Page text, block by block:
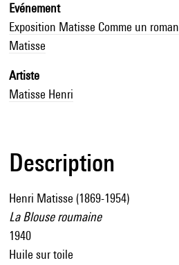
Evénement
Exposition Matisse Comme un roman
Matisse
Artiste
Matisse Henri
Description
Henri Matisse (1869-1954)
La Blouse roumaine
1940
Huile sur toile